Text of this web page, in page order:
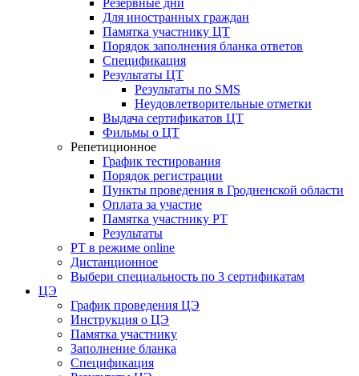
Резервные дни
Для иностранных граждан
Памятка участнику ЦТ
Порядок заполнения бланка ответов
Спецификация
Результаты ЦТ
Результаты по SMS
Неудовлетворительные отметки
Выдача сертификатов ЦТ
Фильмы о ЦТ
Репетиционное
График тестирования
Порядок регистрации
Пункты проведения в Гродненской области
Оплата за участие
Памятка участнику РТ
Результаты
РТ в режиме online
Дистанционное
Выбери специальность по 3 сертификатам
ЦЭ
График проведения ЦЭ
Инструкция о ЦЭ
Памятка участнику
Заполнение бланка
Спецификация